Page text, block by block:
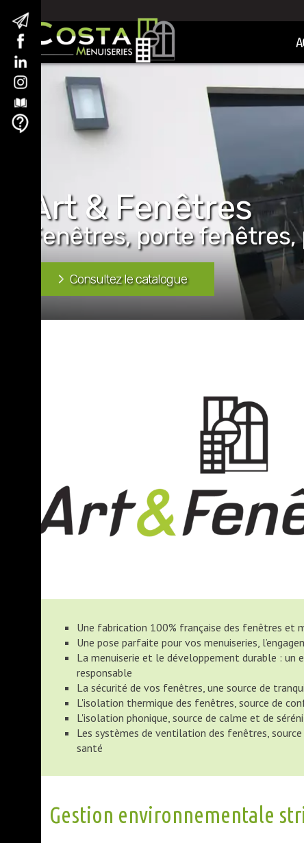
Art & Fenêtres
Fenêtres, porte
Consultez le catalogue
Une fabrication 100% française des fenêtres et
Une pose parfaite pour vos menuiseries,
La menuiserie et le développement durable : un
responsable
La sécurité de vos fenêtres, une source de
L'isolation thermique des fenêtres, source de
L'isolation phonique, source de calme et de
Les systèmes de ventilation des fenêtres,
santé
Gestion environnementale